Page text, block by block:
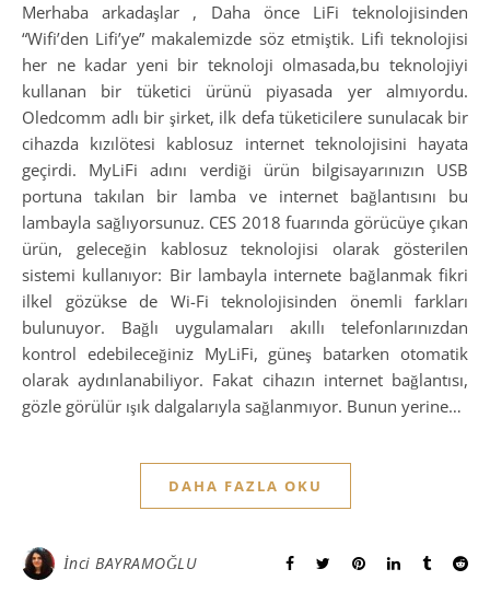
Merhaba arkadaşlar , Daha önce LiFi teknolojisinden
“Wifi’den Lifi’ye” makalemizde söz etmiştik. Lifi teknolojisi
her ne kadar yeni bir teknoloji olmasada,bu teknolojiyi
kullanan bir tüketici ürünü piyasada yer almıyordu.
Oledcomm adlı bir şirket, ilk defa tüketicilere sunulacak bir
cihazda kızılötesi kablosuz internet teknolojisini hayata
geçirdi. MyLiFi adını verdiği ürün bilgisayarınızın USB
portuna takılan bir lamba ve internet bağlantısını bu
lambayla sağlıyorsunuz. CES 2018 fuarında görücüye çıkan
ürün, geleceğin kablosuz teknolojisi olarak gösterilen
sistemi kullanıyor: Bir lambayla internete bağlanmak fikri
ilkel gözükse de Wi-Fi teknolojisinden önemli farkları
bulunuyor. Bağlı uygulamaları akıllı telefonlarınızdan
kontrol edebileceğiniz MyLiFi, güneş batarken otomatik
olarak aydınlanabiliyor. Fakat cihazın internet bağlantısı,
gözle görülür ışık dalgalarıyla sağlanmıyor. Bunun yerine…
DAHA FAZLA OKU
İnci BAYRAMOĞLU